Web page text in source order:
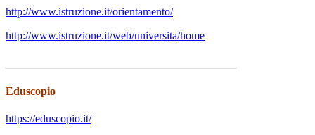
http://www.istruzione.it/orientamento/
http://www.istruzione.it/web/universita/home
Eduscopio
https://eduscopio.it/